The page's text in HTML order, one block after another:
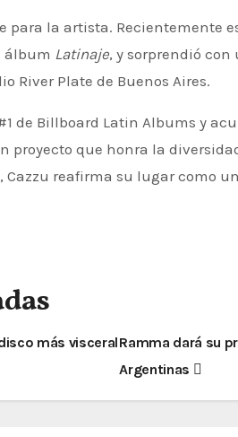
la artista. Recientemente
álbum Latinaje, y sorprendió
River Plate de Buenos Aires.
de Billboard Latin Albums y
proyecto que honra la
reafirma su lugar como
más visceralRamma dará su
Argentinas